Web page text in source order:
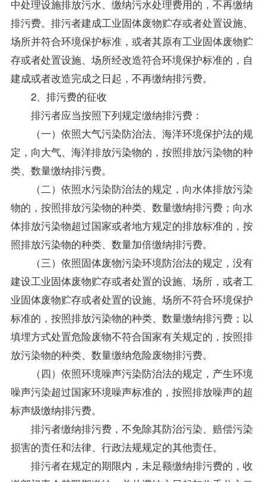
中处理设施排放污水、缴纳污水处理费用的，不再缴纳
排污费。排污者建成工业固体废物贮存或者处置设施、
场所并符合环境保护标准，或者其原有工业固体废物贮
存或者处置设施、场所经改造符合环境保护标准的，自
建成或者改造完成之日起，不再缴纳排污费。
2、排污费的征收
排污者应当按照下列规定缴纳排污费：
（一）依照大气污染防治法、海洋环境保护法的规
定，向大气、海洋排放污染物的，按照排放污染物的种
类、数量缴纳排污费。
（二）依照水污染防治法的规定，向水体排放污染
物的，按照排放污染物的种类、数量缴纳排污费；向水
体排放污染物超过国家或者地方规定的排放标准的，按
照排放污染物的种类、数量加倍缴纳排污费。
（三）依照固体废物污染环境防治法的规定，没有
建设工业固体废物贮存或者处置的设施、场所，或者工
业固体废物贮存或者处置的设施、场所不符合环境保护
标准的，按照排放污染物的种类、数量缴纳排污费；以
填埋方式处置危险废物不符合国家有关规定的，按照排
放污染物的种类、数量缴纳危险废物排污费。
（四）依照环境噪声污染防治法的规定，产生环境
噪声污染超过国家环境噪声标准的，按照排放噪声的超
标声级缴纳排污费。
排污者缴纳排污费，不免除其防治污染、赔偿污染
损害的责任和法律、行政法规规定的其他责任。
排污者在规定的期限内，未足额缴纳排污费的，收